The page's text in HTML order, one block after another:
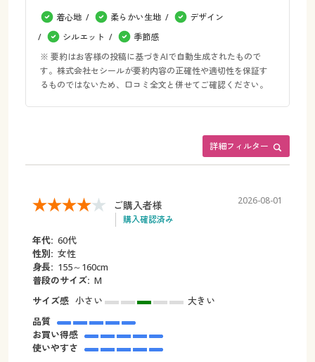
着心地 柔らかい生地
デザイン
シルエット
季節感
※ 要約はお客様の投稿に基づきAIで自動生成されたもので
す。株式会社セシールが要約内容の正確性や適切性を保証す
るものではないため、口コミ全文と併せてご確認ください。
詳細フィルター
ご購入者様
購入確認済み
2026-08-01
年代: 60代
性別: 女性
身長: 155～160cm
普段のサイズ: M
サイズ感 小さい
大きい
品質
お買い得感
使いやすさ